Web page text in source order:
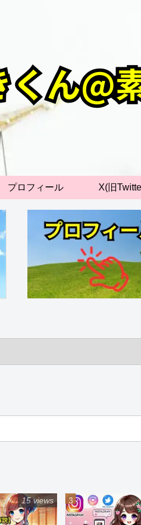
プロフィール X(旧
15 views